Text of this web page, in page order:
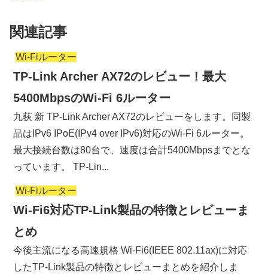
関連記事
Wi-Fiルーター
TP-Link Archer AX72のレビュー！最大
5400MbpsのWi-Fi 6ルーター
九荻 新 TP-Link Archer AX72のレビューをします。同製
品はIPv6 IPoE(IPv4 over IPv6)対応のWi-Fi 6ルーター。
最大接続台数は80台で、速度は合計5400Mbpsまでとな
っています。 TP-Lin...
Wi-Fiルーター
Wi-Fi6対応TP-Link製品の特徴とレビューま
とめ
今後主流になる高速規格 Wi-Fi6(IEEE 802.11ax)に対応
したTP-Link製品の特徴とレビューまとめを紹介しま